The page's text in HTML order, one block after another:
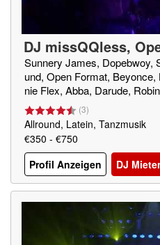
DJ missQQless,
nd(NL)
Sunnery James, Dopebwoy,
und, Open Format,
nie Flex, Abba, Darude,
s, Nirvana, Boney M.,
wineboys, Feest team, Hazes,
(3)
Allround, Latein, Tanzmusik
€350 - €750
Profil Anzeigen
DJ